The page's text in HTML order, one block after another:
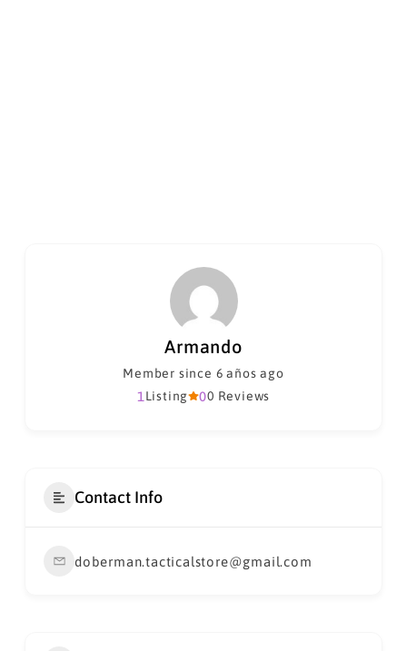
Armando
Member since 6 años ago
00 Reviews
1Listing
Contact Info
doberman.tacticalstore@gmail.com